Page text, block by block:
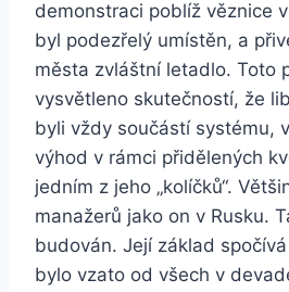
demonstraci poblíž věznice
byl podezřelý umístěn, a
města zvláštní letadlo. Toto
vysvětleno skutečností, že
byli vždy součástí systému,
výhod v rámci přidělených
jedním z jeho „kolíčků“.
manažerů jako on v Rusku.
budován. Její základ
bylo vzato od všech v